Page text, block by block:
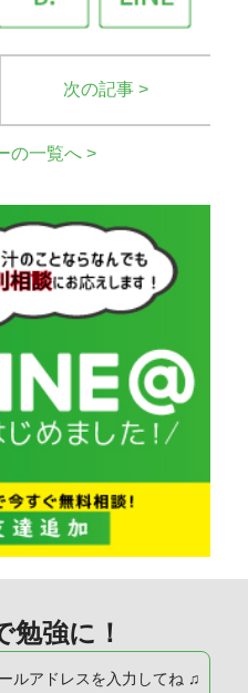
次の記事 >
の一覧へ >
勉強に！
ルアドレスを入力してね ♫